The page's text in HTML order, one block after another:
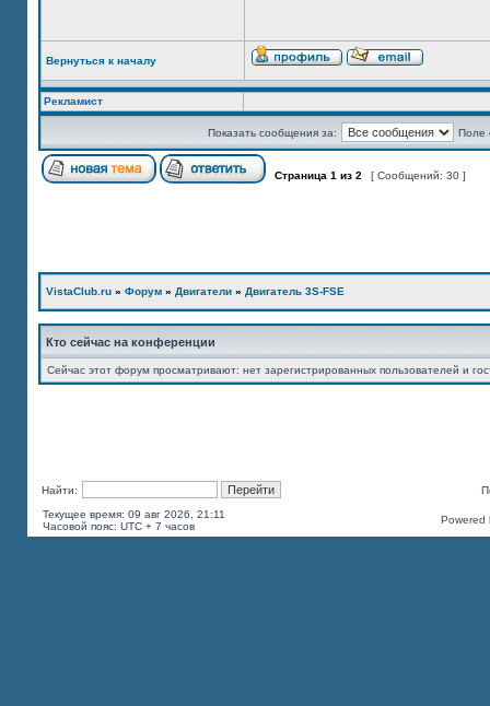
Вернуться к началу
Рекламист
Показать сообщения за: Поле
Страница 1 из 2 [ Сообщений: 30 ]
VistaClub.ru » Форум » Двигатели » Двигатель 3S-FSE
Кто сейчас на конференции
Сейчас этот форум просматривают: нет зарегистрированных пользователей и
Найти:
Текущее время: 09 авг 2026, 21:11
Часовой пояс: UTC + 7 часов
Powered